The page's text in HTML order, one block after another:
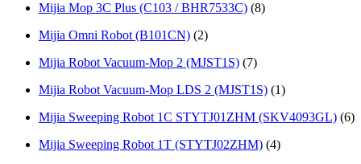
Mijia Mop 3С Рlus (C103 / BНR7533С) (8)
Mijia Omni Robot (B101CN) (2)
Mijia Robot Vacuum-Mop 2 (MJST1S) (7)
Mijia Robot Vacuum-Mop LDS 2 (MJST1S) (1)
Mijia Sweeping Robot 1C STYTJ01ZHM (SKV4093GL) (6)
Mijia Sweeping Robot 1T (STYTJ02ZHM) (4)